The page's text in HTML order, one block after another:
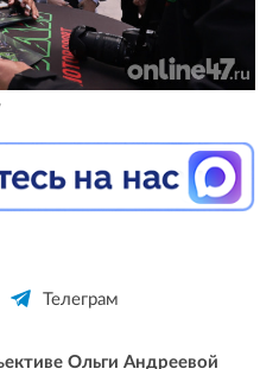
Телеграм
Ольги Андреевой